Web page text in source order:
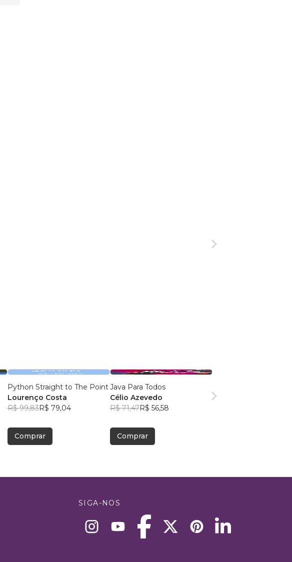
Python Straight to The Point
Lourenço Costa
R$ 99,83R$ 79,04
Comprar
Java Para Todos
Célio Azevedo
R$ 71,47R$ 56,58
Comprar
SIGA-NOS